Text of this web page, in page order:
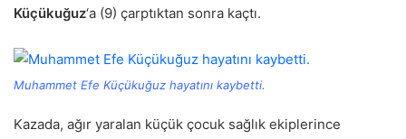
Küçükuğuz‘a (9) çarptıktan sonra kaçtı.
Muhammet Efe Küçükuğuz hayatını kaybetti.
Kazada, ağır yaralan küçük çocuk sağlık ekiplerince